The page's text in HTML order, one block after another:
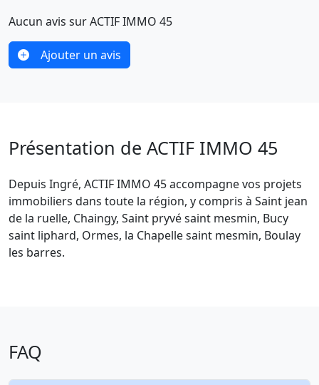
Aucun avis sur ACTIF IMMO 45
Ajouter un avis
Présentation de ACTIF IMMO 45
Depuis Ingré, ACTIF IMMO 45 accompagne vos projets
immobiliers dans toute la région, y compris à Saint jean
de la ruelle, Chaingy, Saint pryvé saint mesmin, Bucy
saint liphard, Ormes, la Chapelle saint mesmin, Boulay
les barres.
FAQ